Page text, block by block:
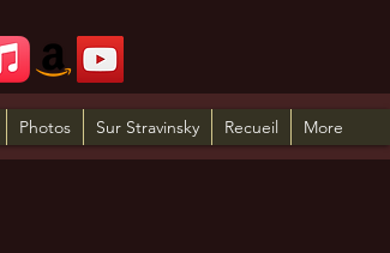
Photos Sur Stravinsky Recueil More